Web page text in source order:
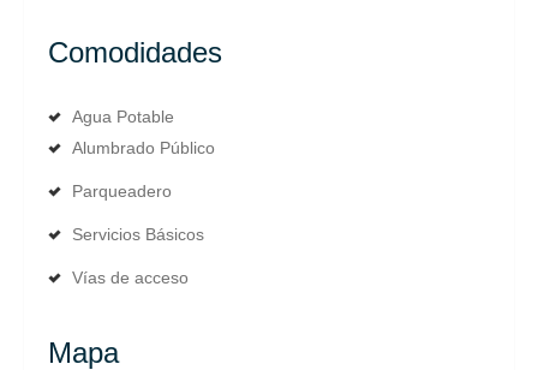
Comodidades
Agua Potable
Alumbrado Público
Parqueadero
Servicios Básicos
Vías de acceso
Mapa